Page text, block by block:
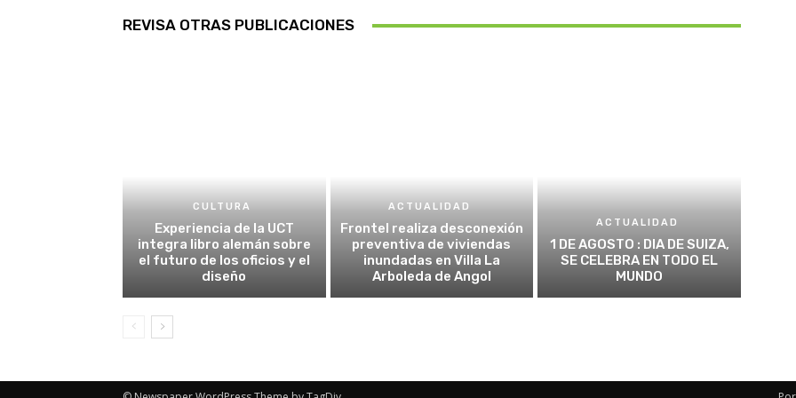
REVISA OTRAS PUBLICACIONES
CULTURA
Experiencia de la UCT
integra libro alemán sobre
el futuro de los oficios y el
diseño
ACTUALIDAD
Frontel realiza desconexión
preventiva de viviendas
inundadas en Villa La
Arboleda de Angol
ACTUALIDAD
1 DE AGOSTO : DIA DE SUIZA,
SE CELEBRA EN TODO EL
MUNDO